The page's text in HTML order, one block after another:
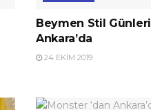
Beymen Stil Günleri
Ankara’da
24 EKIM 2019